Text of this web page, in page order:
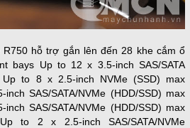
R750 hỗ trợ gắn lên đến 28 khe cắm ổ
bays Up to 12 x 3.5-inch SAS/SATA
Up to 8 x 2.5-inch NVMe (SSD) max
SAS/SATA/NVMe (HDD/SSD) max
SAS/SATA/NVMe (HDD/SSD) max
to 2 x 2.5-inch SAS/SATA/NVMe